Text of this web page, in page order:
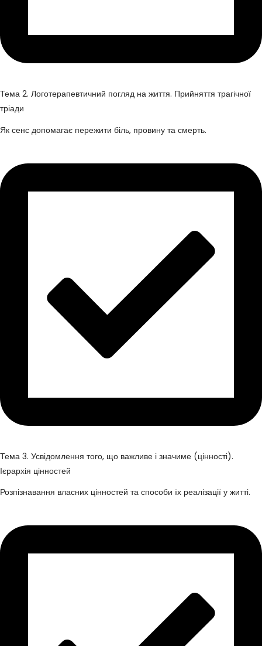
Тема 2. Логотерапевтичний погляд на життя. Прийняття трагічної
тріади
Як сенс допомагає пережити біль, провину та смерть.
Тема 3. Усвідомлення того, що важливе і значиме (цінності).
Ієрархія цінностей
Розпізнавання власних цінностей та способи їх реалізації у житті.